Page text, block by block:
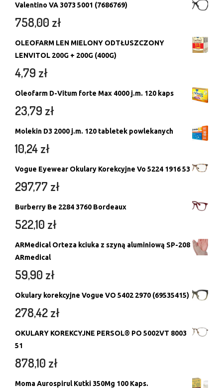
Valentino VA 3073 5001 (7686769)
758,00 zł
OLEOFARM LEN MIELONY ODTŁUSZCZONY
LENVITOL 200G + 200G (400G)
4,79 zł
Oleofarm D-Vitum forte Max 4000 j.m. 120 kaps
23,79 zł
Molekin D3 2000 j.m. 120 tabletek powlekanych
10,24zł
Vogue Eyewear Okulary Korekcyjne Vo 5224 1916 53
297,77 zł
Burberry Be 2284 3760 Bordeaux
522,10 zł
ARMedical Orteza kciuka z szyną aluminiową SP-208
ARmedical
59,90 zł
Okulary korekcyjne Vogue VO 5402 2970 (69535415)
278,42zł
OKULARY KOREKCYJNE PERSOL® PO 5002VT 8003
51
878,10 zł
Moma Aurospirul Kutki 350Mg 100 Kaps.